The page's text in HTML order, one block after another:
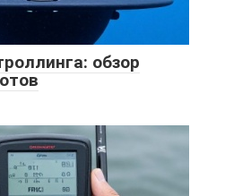
обзор